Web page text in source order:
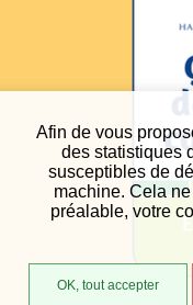
Afin de vous
des statistiques
susceptibles de
machine. Cela
préalable, votre
OK, tout accepter